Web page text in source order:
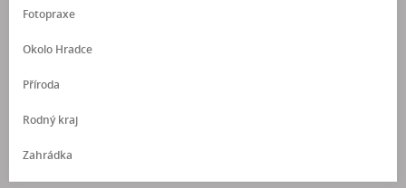
Fotopraxe
Okolo Hradce
Příroda
Rodný kraj
Zahrádka